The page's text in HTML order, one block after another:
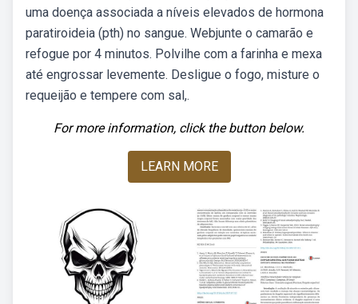
uma doença associada a níveis elevados de hormona
paratiroideia (pth) no sangue. Webjunte o camarão e
refogue por 4 minutos. Polvilhe com a farinha e mexa
até engrossar levemente. Desligue o fogo, misture o
requeijão e tempere com sal,.
For more information, click the button below.
LEARN MORE